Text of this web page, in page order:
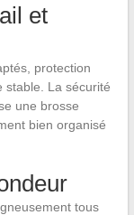
et
protection
stable. La sécurité
une brosse
bien organisé
tous